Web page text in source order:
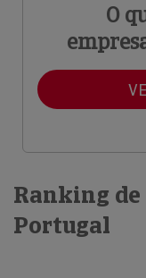
O
Ranking de
Portugal